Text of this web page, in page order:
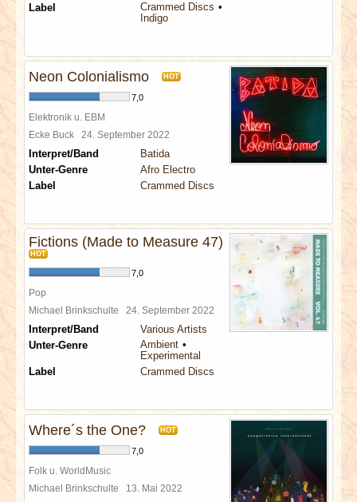
Label
Crammed Discs
Indigo
Neon Colonialismo HOT
7,0
Elektronik u. EBM
Ecke Buck 24. September 2022
Interpret/Band
Batida
Unter-Genre
Afro Electro
Label
Crammed Discs
Fictions (Made to Measure 47)
HOT
7,0
Pop
Michael Brinkschulte 24. September 2022
Interpret/Band
Various Artists
Unter-Genre
Ambient
Experimental
Label
Crammed Discs
Where´s the One? HOT
7,0
Folk u. WorldMusic
Michael Brinkschulte 13. Mai 2022